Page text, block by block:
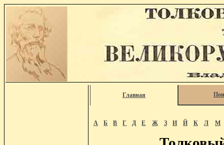
Главная
А Б В Г Д Е Ж З И Й К Л М